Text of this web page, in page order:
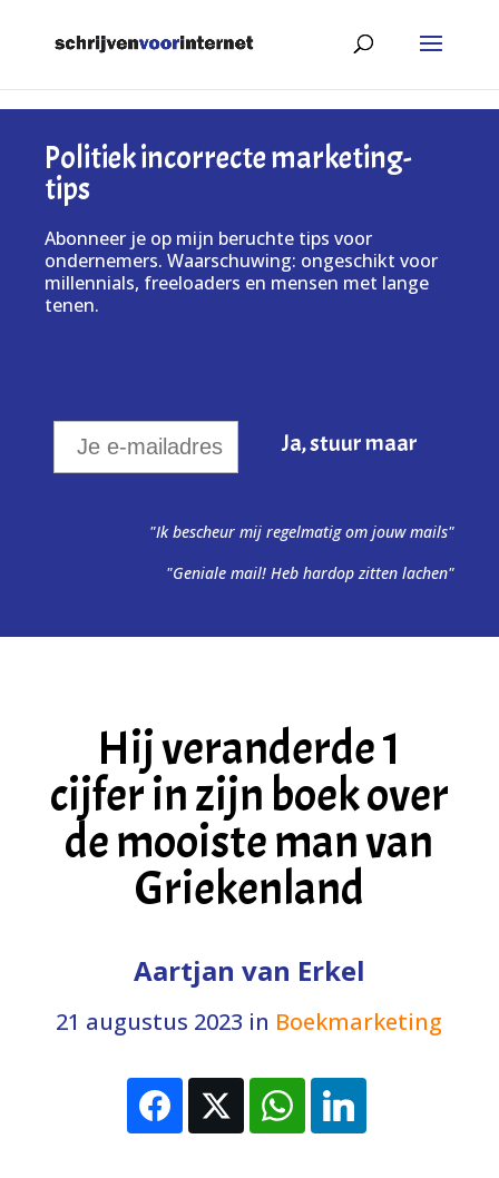
Politiek incorrecte marketing-
tips
Abonneer je op mijn beruchte tips voor
ondernemers. Waarschuwing: ongeschikt voor
millennials, freeloaders en mensen met lange
tenen.
"Ik bescheur mij regelmatig om jouw mails"
"Geniale mail! Heb hardop zitten lachen"
Hij veranderde 1
cijfer in zijn boek over
de mooiste man van
Griekenland
Aartjan van Erkel
21 augustus 2023 in Boekmarketing